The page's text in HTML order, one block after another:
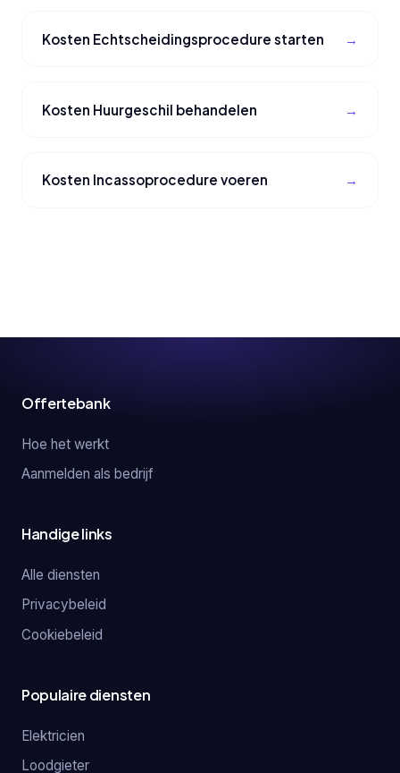
Kosten Echtscheidingsprocedure starten
Kosten Huurgeschil behandelen
Kosten Incassoprocedure voeren
Offertebank
Hoe het werkt
Aanmelden als bedrijf
Handige links
Alle diensten
Privacybeleid
Cookiebeleid
Populaire diensten
Elektricien
Loodgieter